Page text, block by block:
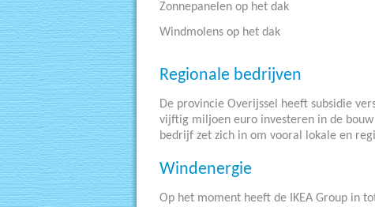
Zonnepanelen op het dak
Windmolens op het dak
Regionale bedrijven
De provincie Overijssel heeft subsidie
vijftig miljoen euro investeren in de
bedrijf zet zich in om vooral lokale en
Windenergie
Op het moment heeft de IKEA Group in